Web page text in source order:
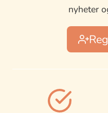
nyheter